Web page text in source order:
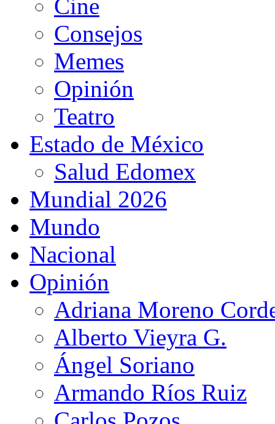
Cine
Consejos
Memes
Opinión
Teatro
Estado de México
Salud Edomex
Mundial 2026
Mundo
Nacional
Opinión
Adriana Moreno
Alberto Vieyra G.
Ángel Soriano
Armando Ríos Ruiz